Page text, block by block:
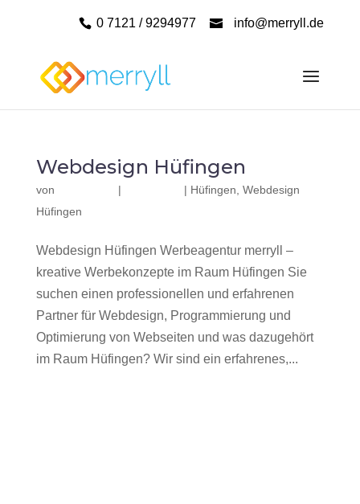
0 7121 / 9294977 info@merryll.de
Webdesign Hüfingen
von | | Hüfingen Webdesign
Hüfingen
Webdesign Hüfingen Werbeagentur merryll –
kreative Werbekonzepte im Raum Hüfingen Sie
suchen einen professionellen und erfahrenen
Partner für Webdesign, Programmierung und
Optimierung von Webseiten und was dazugehört
im Raum Hüfingen? Wir sind ein erfahrenes,...